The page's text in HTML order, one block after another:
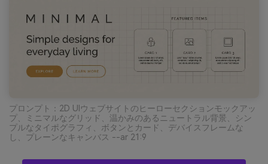
プロンプト：2D UIウェブサイトのヒーローセクションモックアッ
プ、ミニマルなグリッド、温かみのあるニュートラル背景、シン
プルなタイポグラフィ、ボタンとカード、デバイスフレームな
し、プレーンなキャンバス --ar 21:9